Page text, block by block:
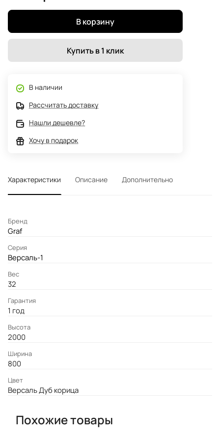
В корзину
Купить в 1 клик
В наличии
Рассчитать доставку
Нашли дешевле?
Хочу в подарок
Характеристики Описание Дополнительно
Бренд
Graf
Серия
Версаль-1
Вес
32
Гарантия
1 год
Высота
2000
Ширина
800
Цвет
Версаль Дуб корица
Похожие товары